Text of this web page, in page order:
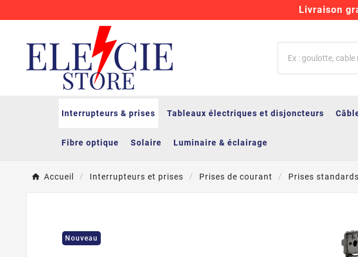
Livraison
Interrupteurs & prises Tableaux électriques et disjoncteurs
Fibre optique Solaire Luminaire & éclairage
Accueil Interrupteurs et prises Prises de courant Prises
Nouveau